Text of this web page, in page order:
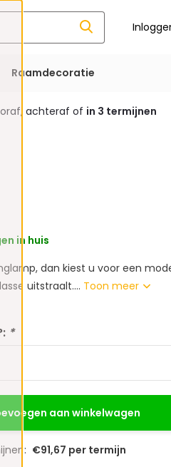
Raamdecoratie
achteraf of in 3 termijnen
in huis
dan kiest u voor een
uitstraalt.... Toon meer
*
aan winkelwagen
€91,67 per termijn